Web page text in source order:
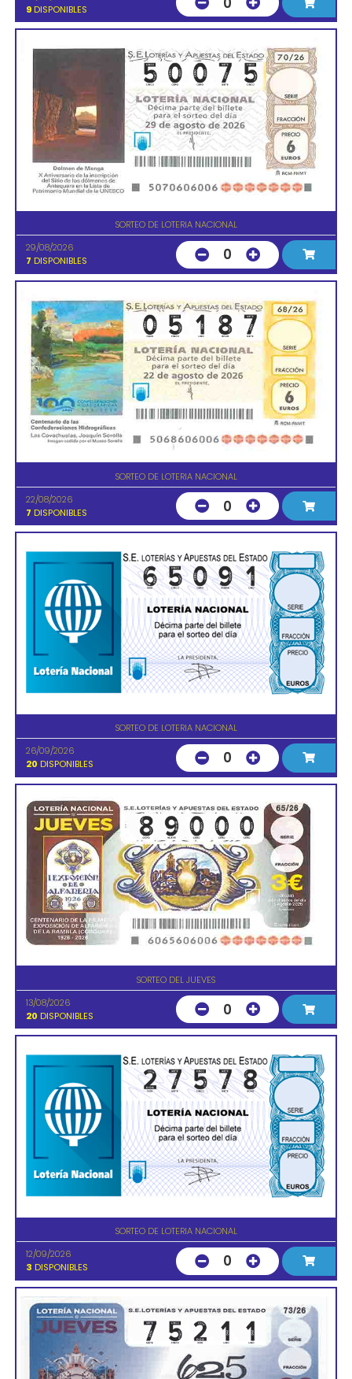
9 DISPONIBLES
SORTEO DE LOTERIA NACIONAL
29/08/2026
7 DISPONIBLES 0
SORTEO DE LOTERIA NACIONAL
22/08/2026
7 DISPONIBLES 0
SORTEO DE LOTERIA NACIONAL
26/09/2026
20 DISPONIBLES 0
SORTEO DEL JUEVES
13/08/2026
20 DISPONIBLES 0
SORTEO DE LOTERIA NACIONAL
12/09/2026
3 DISPONIBLES 0